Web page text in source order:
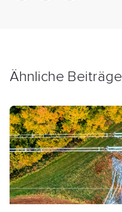
Ähnliche Beiträge